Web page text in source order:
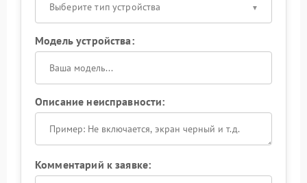
Выберите тип устройства
Модель устройства:
Описание неисправности:
Комментарий к заявке: